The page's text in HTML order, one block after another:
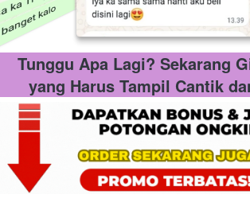
Tunggu Apa Lagi? Sekarang
yang Harus Tampil Cantik